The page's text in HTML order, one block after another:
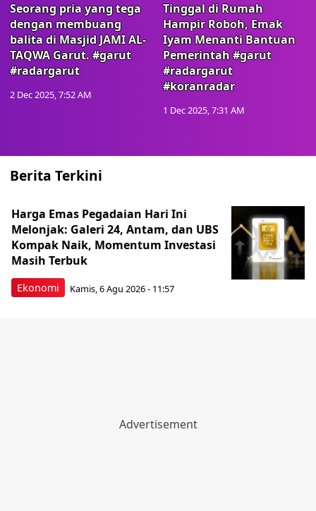
Seorang pria yang tega
dengan membuang
balita di Masjid JAMI AL-
TAQWA Garut. #garut
#radargarut
2 Dec 2025, 7:52 AM
Tinggal di Rumah
Hampir Roboh, Emak
Iyam Menanti Bantuan
Pemerintah #garut
#radargarut
#koranradar
1 Dec 2025, 7:31 AM
Berita Terkini
Ekonomi
Harga Emas Pegadaian Hari Ini
Melonjak: Galeri 24, Antam, dan UBS
Kompak Naik, Momentum Investasi
Masih Terbuk
Kamis, 6 Agu 2026 - 11:57